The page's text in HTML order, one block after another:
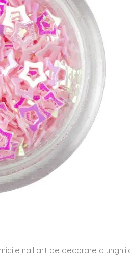
nail art de decorare a